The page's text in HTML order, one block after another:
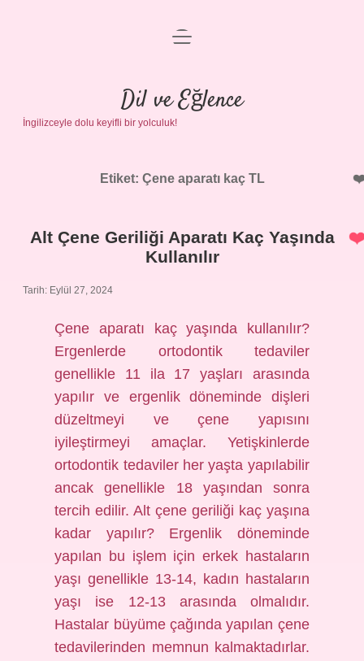
Anasayfa
Gizlilik Politikası
Yasal Uyarı
menüyü
Dil ve Eğlence
İngilizceyle dolu keyifli bir yolculuk!
Etiket: Çene aparatı kaç TL
Alt Çene Geriliği Aparatı Kaç Yaşında
Kullanılır
Tarih: Eylül 27, 2024
Çene aparatı kaç yaşında kullanılır?
Ergenlerde ortodontik tedaviler
genellikle 11 ila 17 yaşları arasında
yapılır ve ergenlik döneminde dişleri
düzeltmeyi ve çene yapısını
iyileştirmeyi amaçlar. Yetişkinlerde
ortodontik tedaviler her yaşta yapılabilir
ancak genellikle 18 yaşından sonra
tercih edilir. Alt çene geriliği kaç yaşına
kadar yapılır? Ergenlik döneminde
yapılan bu işlem için erkek hastaların
yaşı genellikle 13-14, kadın hastaların
yaşı ise 12-13 arasında olmalıdır.
Hastalar büyüme çağında yapılan çene
tedavilerinden memnun kalmaktadırlar.